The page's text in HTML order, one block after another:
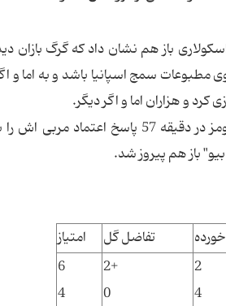
باز هم نشان داد که گرگ بازان
مطبوعات سمج اسپانیا باشد و به اما و
کرد و هزاران اما و اگر دیگر.
اسکولاری به خوبی توانست از مهره چیری ایده آلش نهایت استفاده را ببرد و گومز در دقیقه 57 پاسخ
باز هم پیروز شد.
امتیاز تفاضل گل
6
4
2+
0
2
4